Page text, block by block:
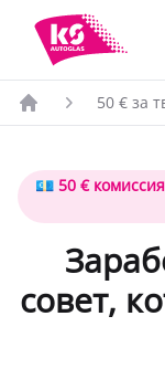
50 € за
💶 50 €
совет,